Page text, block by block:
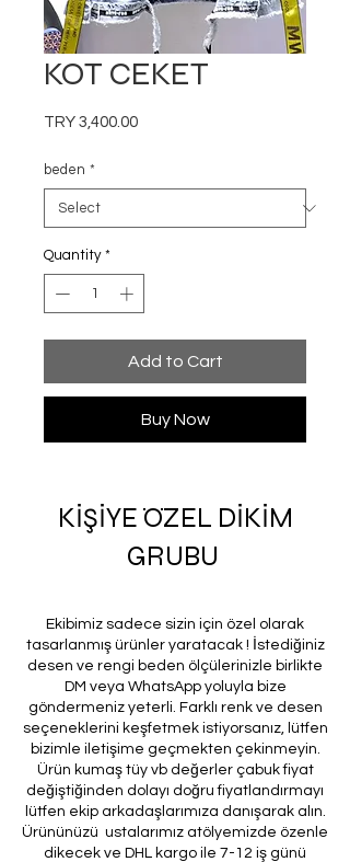
KOT CEKET
TRY 3,400.00Price
beden *
Quantity *
Add to Cart
Buy Now
KİŞİYE ÖZEL DİKİM
GRUBU
Ekibimiz sadece sizin için özel olarak
tasarlanmış ürünler yaratacak ! İstediğiniz
desen ve rengi beden ölçülerinizle birlikte
DM veya WhatsApp yoluyla bize
göndermeniz yeterli. Farklı renk ve desen
seçeneklerini keşfetmek istiyorsanız, lütfen
bizimle iletişime geçmekten çekinmeyin.
Ürün kumaş tüy vb değerler çabuk fiyat
değiştiğinden dolayı doğru fiyatlandırmayı
lütfen ekip arkadaşlarımıza danışarak alın.
Ürününüzü ustalarımız atölyemizde özenle
dikecek ve DHL kargo ile 7-12 iş günü